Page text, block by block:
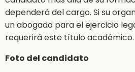
dependerá del cargo. Si su
un abogado para el ejercicio
requerirá este título académico.
Foto del candidato